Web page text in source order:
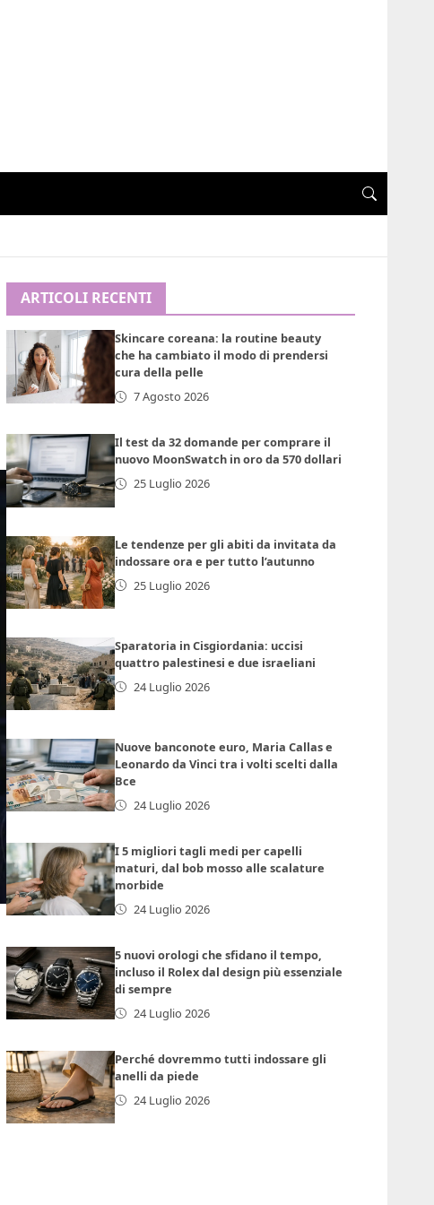
ARTICOLI RECENTI
Skincare coreana: la routine beauty
che ha cambiato il modo di prendersi
cura della pelle
7 Agosto 2026
Il test da 32 domande per comprare il
nuovo MoonSwatch in oro da 570 dollari
25 Luglio 2026
Le tendenze per gli abiti da invitata da
indossare ora e per tutto l’autunno
25 Luglio 2026
Sparatoria in Cisgiordania: uccisi
quattro palestinesi e due israeliani
24 Luglio 2026
Nuove banconote euro, Maria Callas e
Leonardo da Vinci tra i volti scelti dalla
Bce
24 Luglio 2026
I 5 migliori tagli medi per capelli
maturi, dal bob mosso alle scalature
morbide
24 Luglio 2026
5 nuovi orologi che sfidano il tempo,
incluso il Rolex dal design più essenziale
di sempre
24 Luglio 2026
Perché dovremmo tutti indossare gli
anelli da piede
24 Luglio 2026